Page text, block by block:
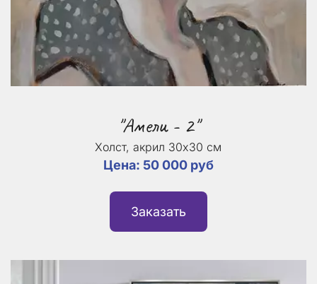
"Амели - 2"
Холст, акрил 30х30 см
Цена: 50 000 руб
Заказать